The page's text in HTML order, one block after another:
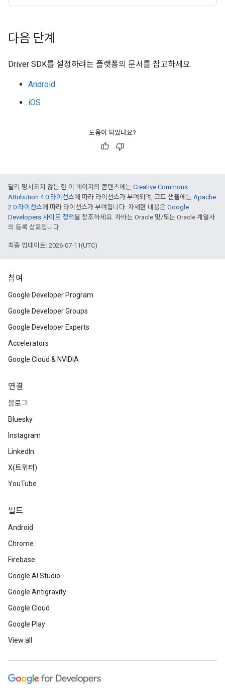
다음 단계
Driver SDK를 설정하려는 플랫폼의 문서를 참고하세요.
Android
iOS
도움이 되었나요?
달리 명시되지 않는 한 이 페이지의 콘텐츠에는 Creative Commons
Attribution 4.0 라이선스에 따라 라이선스가 부여되며, 코드 샘플에는 Apache
2.0 라이선스에 따라 라이선스가 부여됩니다. 자세한 내용은 Google
Developers 사이트 정책을 참조하세요. 자바는 Oracle 및/또는 Oracle 계열사
의 등록 상표입니다.
최종 업데이트: 2026-07-11(UTC)
참여
Google Developer Program
Google Developer Groups
Google Developer Experts
Accelerators
Google Cloud & NVIDIA
연결
블로그
Bluesky
Instagram
LinkedIn
X(트위터)
YouTube
빌드
Android
Chrome
Firebase
Google AI Studio
Google Antigravity
Google Cloud
Google Play
View all